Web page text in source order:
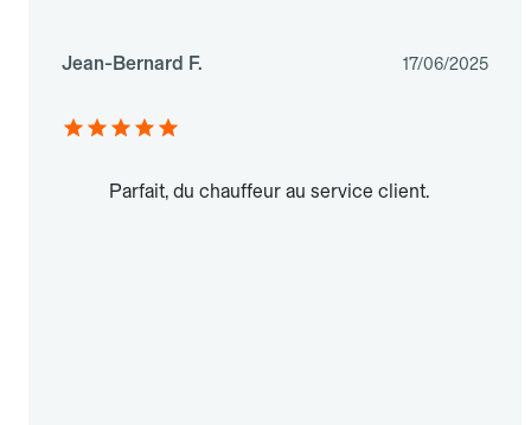
Jean-Bernard F. 17/06/2025
Parfait, du chauffeur au service client.